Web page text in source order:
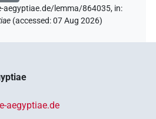
aegyptiae.de/lemma/864035, in:
(accessed:07 Aug 2026)
aegyptiae.de